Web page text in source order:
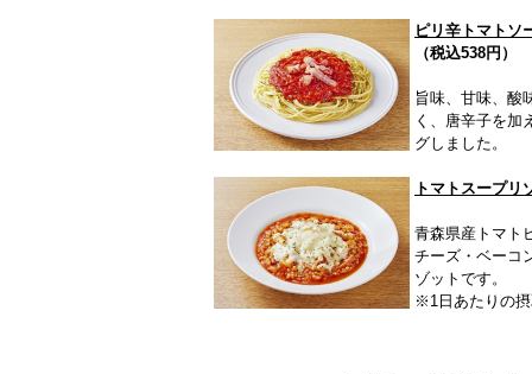
ピリ辛トマトソ
（税込538円）
旨味、甘味、酸
く、唐辛子を加
グしました。
トマトスープリ
青森県産トマト
チーズ・ベーコ
ゾットです。
※1日あたりの